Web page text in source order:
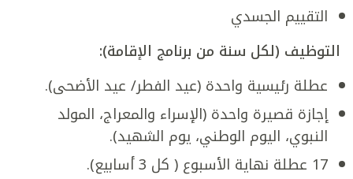
التقييم الجسدي
التوظيف (لكل سنة من برنامج الإقامة):
عطلة رئيسية واحدة (عيد الفطر/ عيد الأضحى).
إجازة قصيرة واحدة (الإسراء والمعراج، المولد
النبوي، اليوم الوطني، يوم الشهيد).
17 عطلة نهاية الأسبوع ( كل 3 أسابيع).